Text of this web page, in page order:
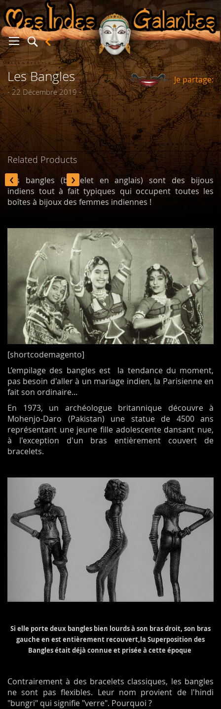
Les Bangles
- 22 Décembre 2019 -
Je partage:
Related Products
‹ ›
Les bangles (bracelet en anglais) sont des bijous
indiens tout à fait typiques qui occupent toutes les
boîtes à bijoux des femmes indiennes !
[shortcodemagento]
L’empilage des bangles est la tendance du moment,
pas besoin d'aller à un mariage indien, la Parisienne en
fait son ordinaire...
En 1973, un archéologue britannique découvre à
Mohenjo-Daro (Pakistan) une statue de 4500 ans
représentant une jeune fille adolescente dansant nue,
à l'exception d'un bras entièrement couvert de
bracelets.
Si elle porte deux bangles bien lourds à son bras droit, son bras
gauche en est entièrement recouvert,la Superposition des
Bangles était déjà connue et prisée à cette époque
Contrairement à des bracelets classiques, les bangles
ne sont pas flexibles. Leur nom provient de l'hindi
"bungri" qui signifie "verre". Pourquoi ?